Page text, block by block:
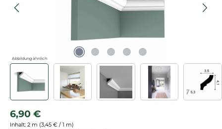
Abbildung ähnlich
Regulärer Preis:
6,90 €
Inhalt: 2 m (3,45 € / 1 m)